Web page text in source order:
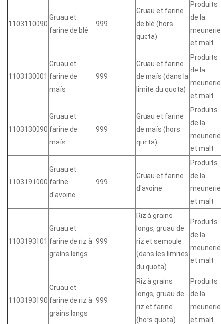
1103110090
Gruau et
farine de blé
999
Gruau et farine
de blé (hors
quota)
Produits
de la
meunerie
et malt
1103130001
Gruau et
farine de
maïs
999
Gruau et farine
de maïs (dans la
limite du quota)
Produits
de la
meunerie
et malt
1103130090
Gruau et
farine de
maïs
999
Gruau et farine
de maïs (hors
quota)
Produits
de la
meunerie
et malt
1103191000
Gruau et
farine
d'avoine
999
Gruau et farine
d'avoine
Produits
de la
meunerie
et malt
1103193101
Gruau et
farine de riz à
grains longs
999
Riz à grains
longs, gruau de
riz et semoule
(dans les limites
du quota)
Produits
de la
meunerie
et malt
1103193190
Gruau et
farine de riz à
grains longs
999
Riz à grains
longs, gruau de
riz et farine
(hors quota)
Produits
de la
meunerie
et malt